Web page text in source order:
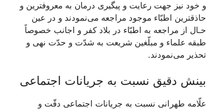
و خود نيز جهت رعايت و پيگيرى درمان به معروف‏ترين و
حاذق‏ترين اطبّاء موجود مراجعه می‌نمودند و در عين
حـال از مراجعه به اطبّاء در بلاد كفر و اجانب خصوصاً
طبقه علماء و مبلّغين شريعت به شدّت و حدّت نهى و
تحذير می‌‏نمودند.
بینش دقیق نسبت به جریانات اجتماعی
علّامه طهرانى نسبت به جريانات اجتماعى دقّت و